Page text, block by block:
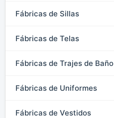
Fábricas de Sillas
Fábricas de Telas
Fábricas de Trajes de Baño
Fábricas de Uniformes
Fábricas de Vestidos